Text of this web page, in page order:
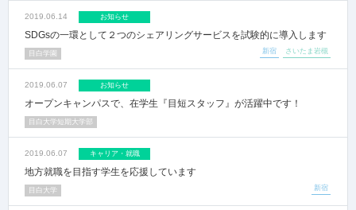
2019.06.14 お知らせ
SDGsの一環として２つのシェアリングサービスを試験的に導入します
新宿 さいたま岩槻
目白学園
2019.06.07 お知らせ
オープンキャンパスで、在学生『目短スタッフ』が活躍中です！
目白大学短期大学部
2019.06.07 キャリア・就職
地方就職を目指す学生を応援しています
新宿
目白大学